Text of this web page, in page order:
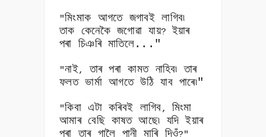
"মিংমাক আগতে জগাবই লাগিব৷
তাক কেনেকৈ জগোৱা যায়? ইয়াৰ
পৰা চিঞৰি মাতিলে..."
"নাই,তাৰ পৰা কামত নাহিব৷ তাৰ
ফলত ভাৰ্মা আগতে উঠি যাব পাৰে৷"
"কিবা এটা কৰিবই লাগিব,মিংমা
আমাৰ বেছি কাষত আছে৷ যদি ইয়াৰ
পৰা তাৰ গালৈ পানী মাৰি দিওঁ?"